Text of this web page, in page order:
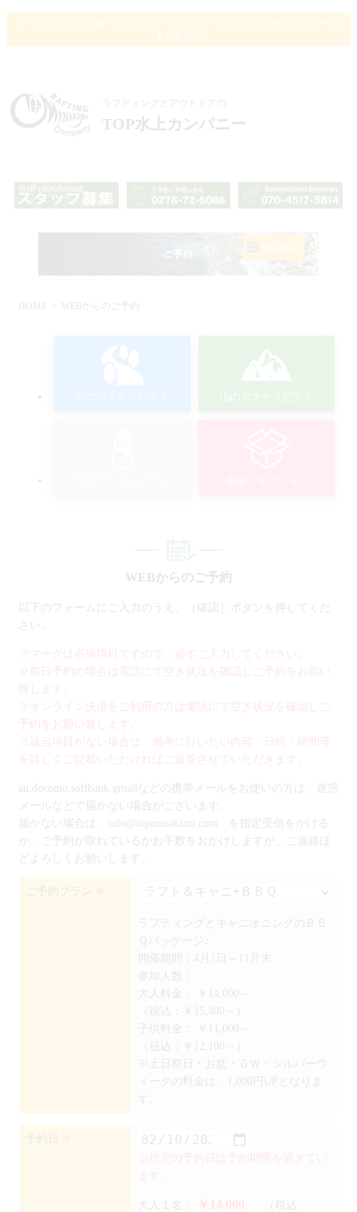
アウトドアのご予約ページ/ラフティングとアウトドア アクティビティーの
ラフティングとアウトドアの
TOP水上カンパニー
English
HOME ＞ WEBからのご予約
WEBからのご予約
以下のフォームにご入力のうえ、［確認］ボタンを押してくだ
さい。
※マークは必須項目ですので、必ずご入力してください。
※前日予約の場合は電話にて空き状況を確認しご予約をお願い
致します。
※オンライン決済をご利用の方は電話にて空き状況を確認しご
予約をお願い致します。
※該当項目がない場合は、備考に行いたい内容・日時・時間等
を詳しくご記載いただければご返答させていただきます。
au.docomo.softbank.gmailなどの携帯メールをお使いの方は、迷惑
メールなどで届かない場合がございます。
届かない場合は、info@topminakami.com を指定受信をかける
か、ご予約が取れているかお手数をおかけしますが、ご連絡ほ
どよろしくお願いします。
ご予約プラン
ラフティングとキャニオニングのＢＢ
Ｑパッケージ♪
開催期間：4月1日～11月末
参加人数：
大人料金：
￥14,000～
（税込：￥15,400～）
（税込：￥12,100～）
※土日祭日・お盆・ＧＷ・シルバーウ
ィークの料金は、1,000円UPとなりま
予約日
※指定の予約日は予約期限を過ぎてい
大人１名： ￥14,000
（税込